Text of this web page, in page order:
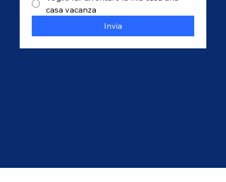
casa vacanza
Invia